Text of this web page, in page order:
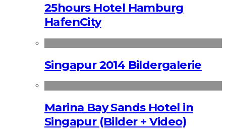
25hours Hotel Hamburg
HafenCity
Singapur 2014 Bildergalerie
Marina Bay Sands Hotel in
Singapur (Bilder + Video)